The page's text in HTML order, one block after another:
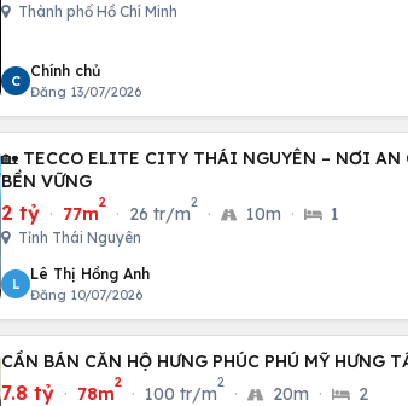
Thành phố Hồ Chí Minh
C
Chính chủ
Đăng 13/07/2026
🏡 TECCO ELITE CITY THÁI NGUYÊN – NƠI AN
BỀN VỮNG
2 tỷ · 77m
2
· 26 tr/m
2
· 10m · 1
Tỉnh Thái Nguyên
L
Lê Thị Hồng Anh
Đăng 10/07/2026
CẦN BÁN CĂN HỘ HƯNG PHÚC PHÚ MỸ HƯNG
7.8 tỷ · 78m
2
· 100 tr/m
2
· 20m · 2